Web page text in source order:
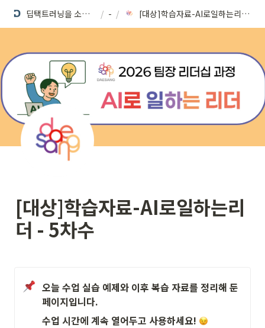
딥택트러닝을 소개합니다 / -
/ [대상]학습자료-AI로일하는리더 - 5차수
[대상]학습자료-AI로일하는리
더 - 5차수
오늘 수업 실습 예제와 이후 복습 자료를 정리해 둔
페이지입니다.
수업 시간에 계속 열어두고 사용하세요!